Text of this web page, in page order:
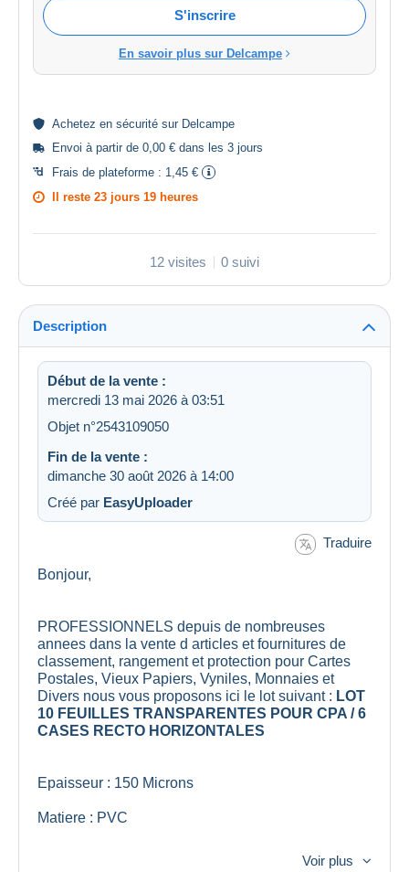
S'inscrire
En savoir plus sur Delcampe
Achetez en sécurité sur Delcampe
Envoi à partir de 0,00 € dans les 3 jours
Frais de plateforme : 1,45 €
Il reste 23 jours 19 heures
12 visites 0 suivi
Description
Début de la vente :
mercredi 13 mai 2026 à 03:51
Objet n°2543109050
Fin de la vente :
dimanche 30 août 2026 à 14:00
Créé par EasyUploader
Traduire
Bonjour,
PROFESSIONNELS depuis de nombreuses
annees dans la vente d articles et fournitures de
classement, rangement et protection pour Cartes
Postales, Vieux Papiers, Vyniles, Monnaies et
Divers nous vous proposons ici le lot suivant : LOT
10 FEUILLES TRANSPARENTES POUR CPA / 6
CASES RECTO HORIZONTALES
Epaisseur : 150 Microns
Matiere : PVC
Voir plus